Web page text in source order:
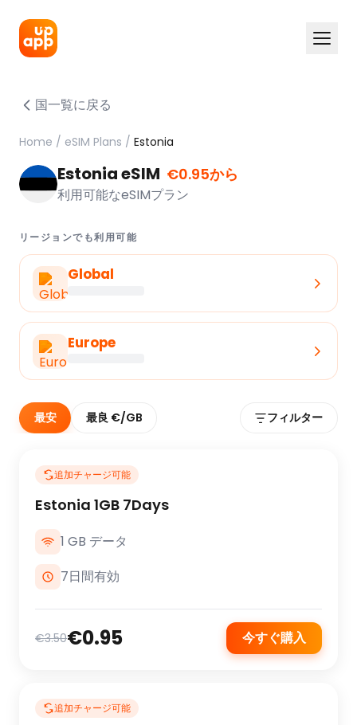
国一覧に戻る
Home / eSIM Plans / Estonia
Estonia eSIM €0.95から
利用可能なeSIMプラン
リージョンでも利用可能
Global
Europe
最安 最良 €/GB フィルター
追加チャージ可能
Estonia 1GB 7Days
1 GB データ
7日間有効
€3.50€0.95 今すぐ購入
追加チャージ可能